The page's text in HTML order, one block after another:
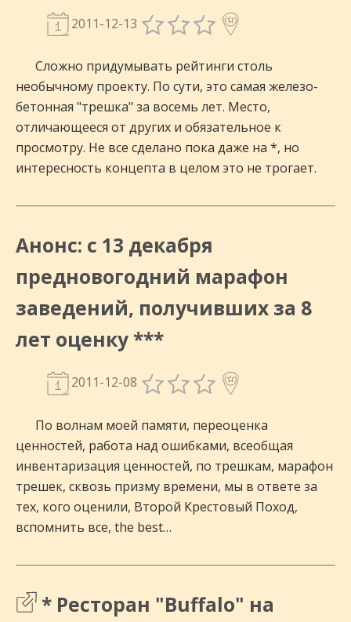
2011-12-13
Сложно придумывать рейтинги столь
необычному проекту. По сути, это самая железо-
бетонная "трешка" за восемь лет. Место,
отличающееся от других и обязательное к
просмотру. Не все сделано пока даже на *, но
интересность концепта в целом это не трогает.
Анонс: с 13 декабря
предновогодний марафон
заведений, получивших за 8
лет оценку ***
2011-12-08
По волнам моей памяти, переоценка
ценностей, работа над ошибками, всеобщая
инвентаризация ценностей, по трешкам, марафон
трешек, сквозь призму времени, мы в ответе за
тех, кого оценили, Второй Крестовый Поход,
вспомнить все, the best…
* Ресторан "Buffalo" на